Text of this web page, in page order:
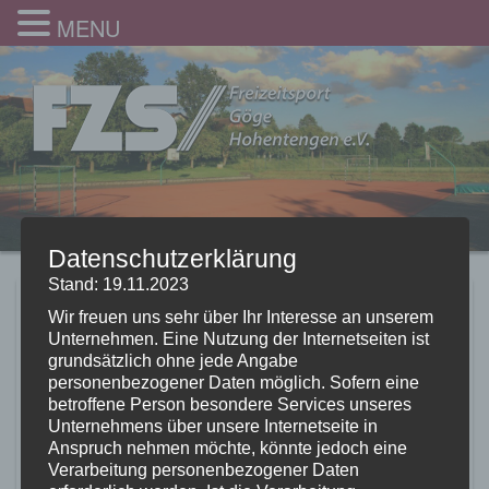
Lauftreff beim
Naturerlebnislauf
Pfrunger Ried
28.07.2017
MENU
Datenschutzerklärung
Stand: 19.11.2023
Wir freuen uns sehr über Ihr Interesse an unserem
Unternehmen. Eine Nutzung der Internetseiten ist
grundsätzlich ohne jede Angabe
personenbezogener Daten möglich. Sofern eine
betroffene Person besondere Services unseres
Unternehmens über unsere Internetseite in
Anspruch nehmen möchte, könnte jedoch eine
Verarbeitung personenbezogener Daten